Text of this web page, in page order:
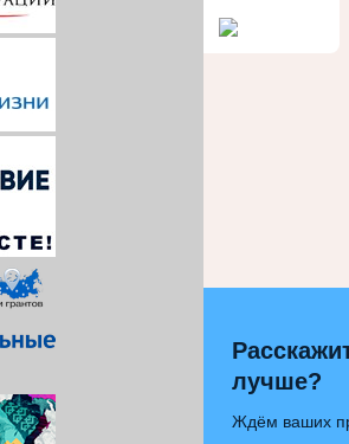
лучше?
Ждём ваших